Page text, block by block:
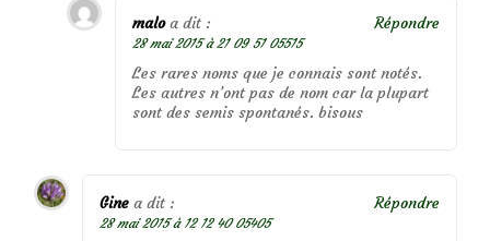
malo a dit :
28 mai 2015 à 21 09 51 05515
Les rares noms que je connais sont notés.
Les autres n’ont pas de nom car la plupart
sont des semis spontanés. bisous
Répondre
Gine a dit :
28 mai 2015 à 12 12 40 05405
Répondre